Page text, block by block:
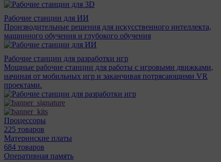
Рабочие станции для ИИ
Производительные решения для искусственного интеллекта,
машинного обучения и глубокого обучения
Рабочие станции для разработки игр
Мощные рабочие станции для работы с игровыми движками,
начиная от мобильных игр и заканчивая потрясающими VR
проектами.
Процессоры
225 товаров
Материнcкие платы
684 товаров
Оперативная память